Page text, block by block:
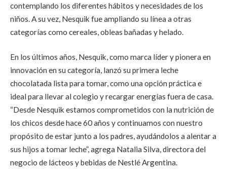
contemplando los diferentes hábitos y necesidades de los
niños. A su vez, Nesquik fue ampliando su línea a otras
categorías como cereales, obleas bañadas y helado.
En los últimos años, Nesquik, como marca líder y pionera en
innovación en su categoría, lanzó su primera leche
chocolatada lista para tomar, como una opción práctica e
ideal para llevar al colegio y recargar energías fuera de casa.
“Desde Nesquik estamos comprometidos con la nutrición de
los chicos desde hace 60 años y continuamos con nuestro
propósito de estar junto a los padres, ayudándolos a alentar a
sus hijos a tomar leche”, agrega Natalia Silva, directora del
negocio de lácteos y bebidas de Nestlé Argentina.